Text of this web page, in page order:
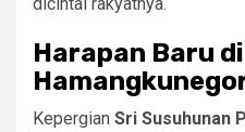
Harapan Baru
Kepergian Sri Susuhunan